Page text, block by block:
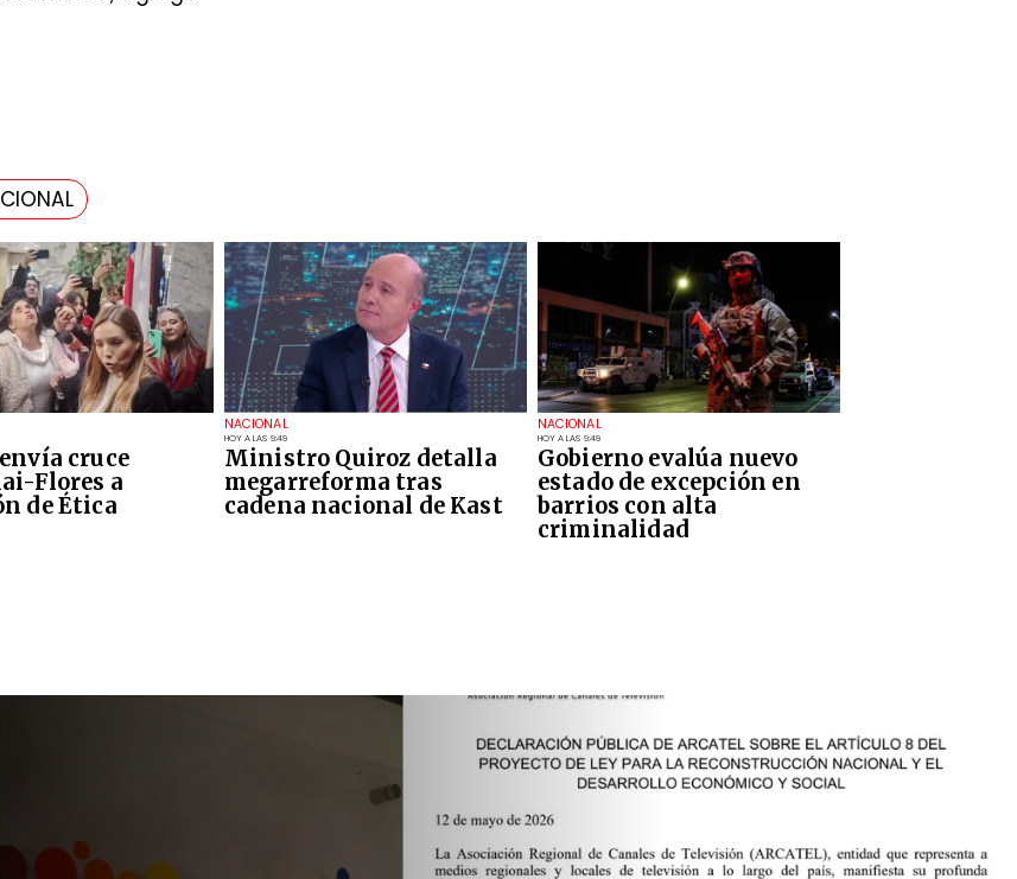
cruce
Flores a
de Ética
NACIONAL
HOY A LAS 9:49
Ministro Quiroz detalla
megarreforma tras
cadena nacional de Kast
NACIONAL
HOY A LAS 9:49
Gobierno evalúa nuevo
estado de excepción en
barrios con alta
criminalidad